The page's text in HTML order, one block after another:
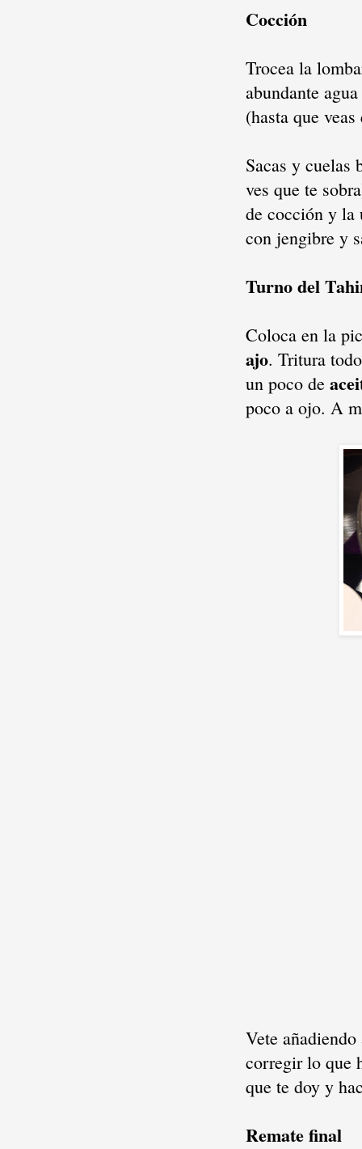
Cocción
Trocea la
abundante
(hasta que
Sacas y cuelas
ves que te
de cocción y la
con jengibre y
Turno del
Coloca en la
ajo. Tritura
un poco de
poco a ojo. A
Vete
corregir lo que
que te doy y
Remate final